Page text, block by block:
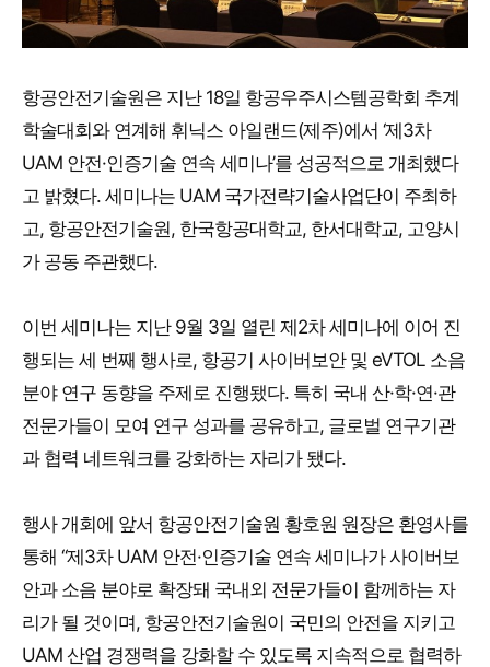
항공안전기술원은 지난 18일 항공우주시스템공학회 추계
학술대회와 연계해 휘닉스 아일랜드(제주)에서 ‘제3차
UAM 안전·인증기술 연속 세미나’를 성공적으로 개최했다
고 밝혔다. 세미나는 UAM 국가전략기술사업단이 주최하
고, 항공안전기술원, 한국항공대학교, 한서대학교, 고양시
가 공동 주관했다.
이번 세미나는 지난 9월 3일 열린 제2차 세미나에 이어 진
행되는 세 번째 행사로, 항공기 사이버보안 및 eVTOL 소음
분야 연구 동향을 주제로 진행됐다. 특히 국내 산·학·연·관
전문가들이 모여 연구 성과를 공유하고, 글로벌 연구기관
과 협력 네트워크를 강화하는 자리가 됐다.
행사 개회에 앞서 항공안전기술원 황호원 원장은 환영사를
통해 “제3차 UAM 안전·인증기술 연속 세미나가 사이버보
안과 소음 분야로 확장돼 국내외 전문가들이 함께하는 자
리가 될 것이며, 항공안전기술원이 국민의 안전을 지키고
UAM 산업 경쟁력을 강화할 수 있도록 지속적으로 협력하